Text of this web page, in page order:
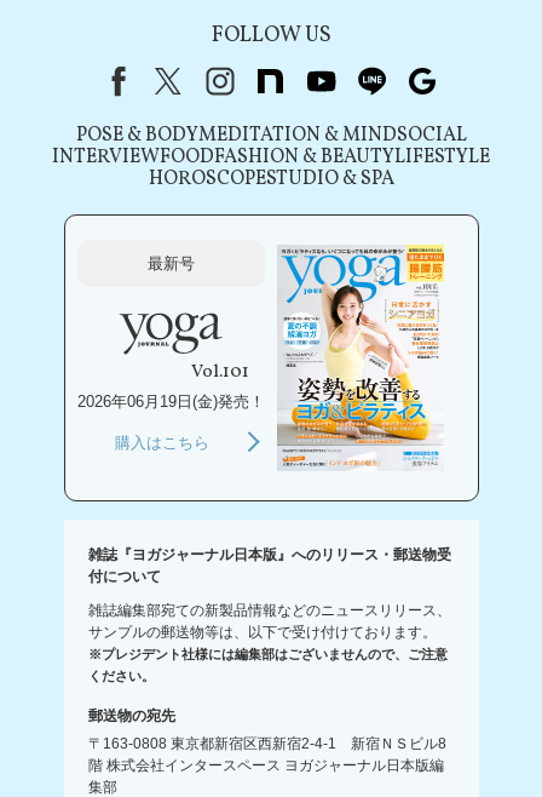
FOLLOW US
FacebookX（旧Twitter）
instagram
note youtubeline
POSE & BODYMEDITATION & MINDSOCIAL
INTERVIEWFOODFASHION & BEAUTYLIFESTYLE
HOROSCOPESTUDIO & SPA
最新号
Vol.101
2026年06月19日(金)発売！
購入はこちら
雑誌『ヨガジャーナル日本版』へのリリース・郵送物受
付について
雑誌編集部宛ての新製品情報などのニュースリリース、
サンプルの郵送物等は、以下で受け付けております。
※プレジデント社様には編集部はございませんので、ご注意
ください。
郵送物の宛先
〒163-0808 東京都新宿区西新宿2-4-1 新宿ＮＳビル8
階 株式会社インタースペース ヨガジャーナル日本版編
集部